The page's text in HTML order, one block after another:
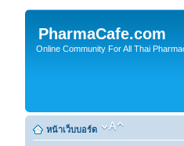
PharmaCafe.com
Online Community For All Thai
หน้าเว็บบอร์ด